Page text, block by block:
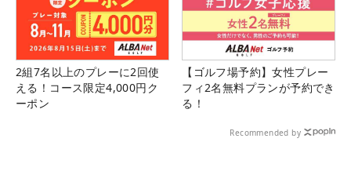
2組7名以上のプレーに2回使
える！コース限定4,000円ク
ーポン
【ゴルフ場予約】女性プレー
フィ2名無料プランが予約でき
る！
Recommended by